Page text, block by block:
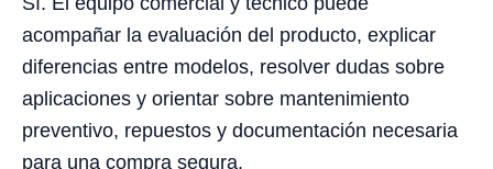
acompañar la evaluación del producto, explicar
diferencias entre modelos, resolver dudas sobre
aplicaciones y orientar sobre mantenimiento
preventivo, repuestos y documentación necesaria
para una compra segura.